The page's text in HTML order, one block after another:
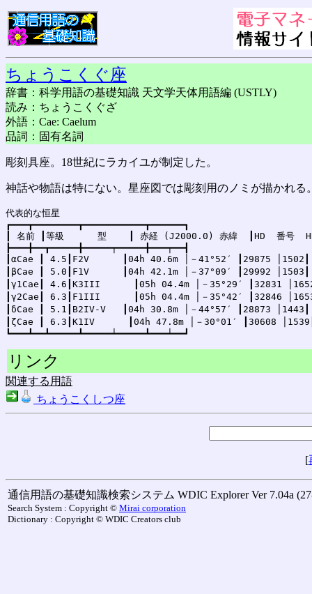
ちょうこくぐ座
辞書：科学用語の基礎知識 天文学天体用語編 (USTLY)
読み：ちょうこくぐざ
外語：Cae: Caelum
品詞：固有名詞
彫刻具座。18世紀にラカイユが制定した。
神話や物語は特にない。星座図では彫刻用のノミが描かれる
代表的な恒星
┏━━━┳━━━━━━━━┳━━━━━━━━━━━┳━━━━━━┓
┃ 名前 ┃等級      型    ┃ 赤経 (J2000.0) 赤緯  ┃HD  番号
┣━━━╋━━┳━━━━━╋━━━━━┯━━━━━╋━━━┯━━┫
┃αCae ┃ 4.5┃F2V      ┃04h 40.6m │－41°52′ ┃29875 │1502┃
┃βCae ┃ 5.0┃F1V      ┃04h 42.1m │－37°09′ ┃29992 │1503┃
┃γ1Cae┃ 4.6┃K3III      ┃05h 04.4m │－35°29′ ┃32831
┃γ2Cae┃ 6.3┃F1III      ┃05h 04.4m │－35°42′ ┃32846
┃δCae ┃ 5.1┃B2IV-V   ┃04h 30.8m │－44°57′ ┃28873 │1443┃
┃ζCae ┃ 6.3┃K1IV      ┃04h 47.8m │－30°01′ ┃30608
リンク
関連する用語
ちょうこくしつ座
[
通信用語の基礎知識検索システム WDIC Explorer Ver 7.04a
Search System : Copyright © Mirai corporation
Dictionary : Copyright © WDIC Creators club